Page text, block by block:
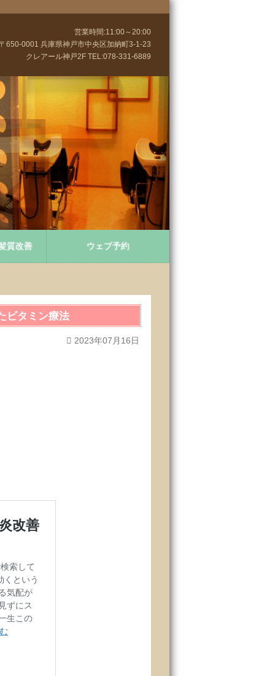
営業時間:11:00～20:00
650-0001 兵庫県神戸市中央区加納町3-1-23
クレアール神戸2F TEL:078-331-6889
質改善 ウェブ予約
ビタミン療法
2023年07月16日